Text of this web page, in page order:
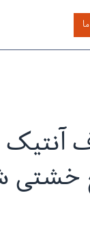
آنتیک